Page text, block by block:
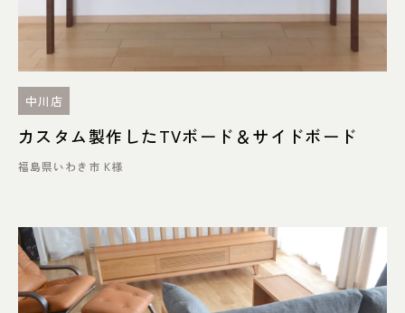
中川店
カスタム製作したTVボード＆サイドボード
福島県いわき市 K様